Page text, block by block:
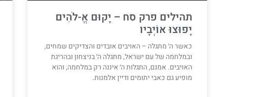
תהילים פרק סח – יָקוּם אֱ-לֹהִים
יָפוּצוּ אוֹיְבָיו
כאשר ה׳ מתגלה – האויבים אובדים והצדיקים שמחים,
ובמלחמה של עם ישראל, מתגלה ה׳ בניצחון ובהריגת
האויבים. אמנם, התגלות ה׳ איננה רק במלחמה, והוא
מופיע גם כאבי יתומים ודיין אלמנות.